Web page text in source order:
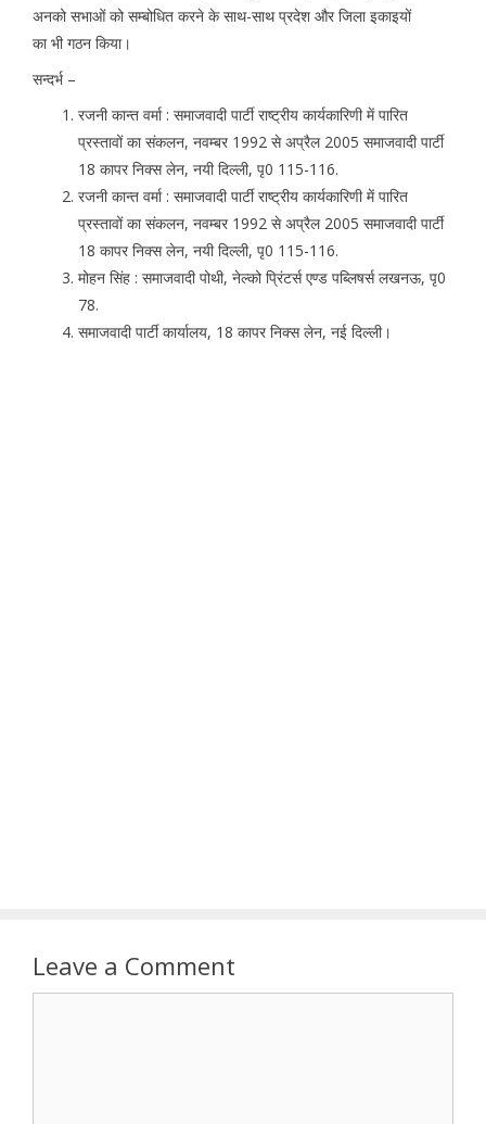
अनको सभाओं को सम्बोधित करने के साथ-साथ प्रदेश और जिला इकाइयों
का भी गठन किया।
सन्दर्भ –
रजनी कान्त वर्मा : समाजवादी पार्टी राष्ट्रीय कार्यकारिणी में पारित
प्रस्तावों का संकलन, नवम्बर 1992 से अप्रैल 2005 समाजवादी पार्टी
18 कापर निक्स लेन, नयी दिल्ली, पृ0 115-116.
रजनी कान्त वर्मा : समाजवादी पार्टी राष्ट्रीय कार्यकारिणी में पारित
प्रस्तावों का संकलन, नवम्बर 1992 से अप्रैल 2005 समाजवादी पार्टी
18 कापर निक्स लेन, नयी दिल्ली, पृ0 115-116.
मोहन सिंह : समाजवादी पोथी, नेल्को प्रिंटर्स एण्ड पब्लिषर्स लखनऊ, पृ0
78.
समाजवादी पार्टी कार्यालय, 18 कापर निक्स लेन, नई दिल्ली।
Leave a Comment